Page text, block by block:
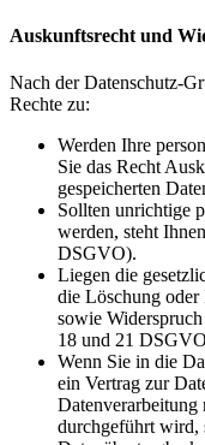
Auskunftsrecht und
Nach der Datenschutz-
Rechte zu:
Werden Ihre
Sie das Recht
gespeicherten
Sollten unrichtige
werden, steht
DSGVO).
Liegen die
die Löschung oder
sowie
18 und 21
Wenn Sie in die
ein Vertrag zur
Datenverarbeitung
durchgeführt wird,